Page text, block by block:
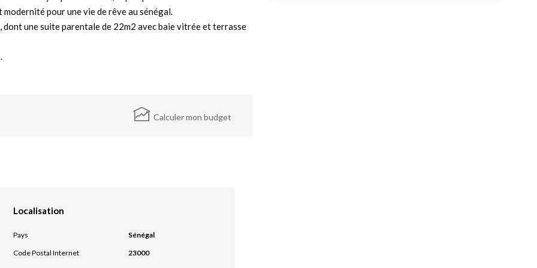
pour une vie de rêve au sénégal.
dont une suite parentale de 22m2 avec baie vitrée et terrasse
Calculer mon budget
Localisation
Pays
Sénégal
Code Postal Internet
23000